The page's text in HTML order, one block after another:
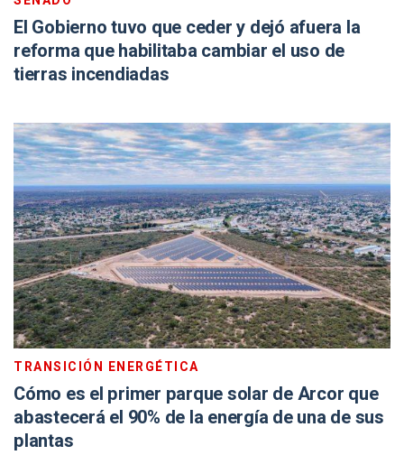
El Gobierno tuvo que ceder y dejó afuera la
reforma que habilitaba cambiar el uso de
tierras incendiadas
TRANSICIÓN ENERGÉTICA
Cómo es el primer parque solar de Arcor que
abastecerá el 90% de la energía de una de sus
plantas